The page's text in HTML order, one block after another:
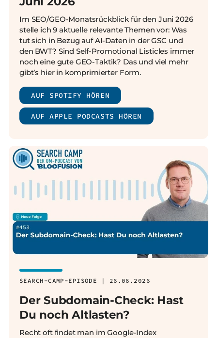
Im SEO/GEO-Monatsrückblick für den Juni 2026
stelle ich 9 aktuelle relevante Themen vor: Was
tut sich in Bezug auf AI-Daten in der GSC und
den BWT? Sind Self-Promotional Listicles immer
noch eine gute GEO-Taktik? Das und viel mehr
gibt’s hier in komprimierter Form.
AUF SPOTIFY HÖREN
AUF APPLE PODCASTS HÖREN
SEARCH-CAMP-EPISODE | 26.06.2026
Der Subdomain-Check: Hast
Du noch Altlasten?
Recht oft findet man im Google-Index